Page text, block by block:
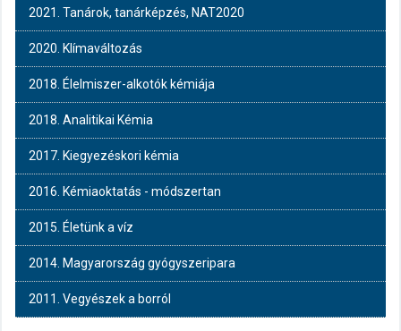
2021. Tanárok, tanárképzés, NAT2020
2020. Klímaváltozás
2018. Élelmiszer-alkotók kémiája
2018. Analitikai Kémia
2017. Kiegyezéskori kémia
2016. Kémiaoktatás - módszertan
2015. Életünk a víz
2014. Magyarország gyógyszeripara
2011. Vegyészek a borról